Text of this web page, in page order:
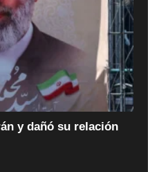
y dañó su relación